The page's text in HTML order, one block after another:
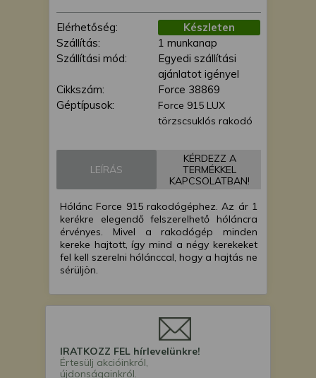
Elérhetőség:
Készleten
Szállítás:
1 munkanap
Szállítási mód:
Egyedi szállítási
ajánlatot igényel
Cikkszám:
Force 38869
Géptípusok:
Force 915 LUX
törzscsuklós rakodó
LEÍRÁS
KÉRDEZZ A
TERMÉKKEL
KAPCSOLATBAN!
Hólánc Force 915 rakodógéphez. Az ár 1
kerékre elegendő felszerelhető hóláncra
érvényes. Mivel a rakodógép minden
kereke hajtott, így mind a négy kerekeket
fel kell szerelni hólánccal, hogy a hajtás ne
sérüljön.
IRATKOZZ FEL hírlevelünkre!
Értesülj akcióinkról,
újdonságainkról.
lehetőségként a hozzájárulás
megadása vagy elutasítása előtt
részletesebb információkhoz juthat, és
megváltoztathatja beállításait. Felhívjuk
figyelmét, hogy személyes adatainak
bizonyos kezeléséhez nem feltétlenül
szükséges az Ön hozzájárulása, de
jogában áll tiltakozni az ilyen jellegű
a weboldalra érvényesek. Erre a
webhelyre visszatérve vagy az
adatvédelmi szabályzatunk segítségével
bármikor megváltoztathatja a
beállításait.